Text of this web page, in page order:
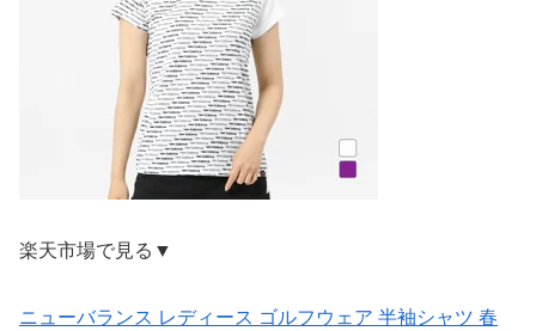
楽天市場で見る▼
ニューバランス レディース ゴルフウェア 半袖シャツ 春